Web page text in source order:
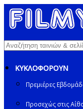
ΚΥΚΛΟΦΟΡΟΥΝ
Πρεμιέρες
Προσεχώς στις